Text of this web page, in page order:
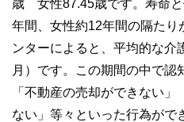
歳 女性87.45歳です。寿命
年間、女性約12年間の隔たり
ンターによると、平均的な介
月）です。この期間の中で認
「不動産の売却ができない
ない」等々といった行為がで